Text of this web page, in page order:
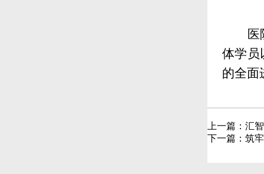
体学员
的全面
上一篇： 汇
下一篇： 筑